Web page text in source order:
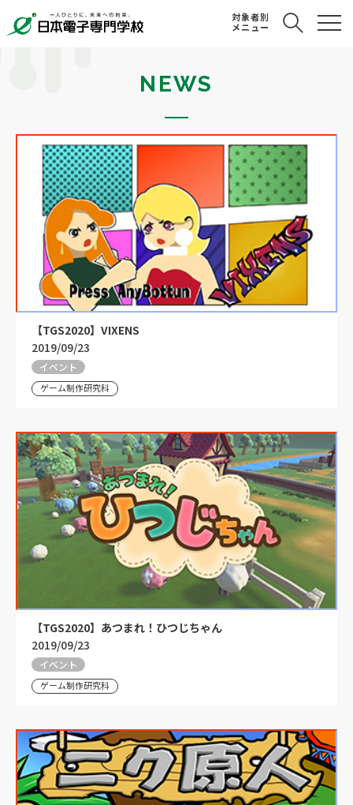
対象者別
メニュー
NEWS
【TGS2020】VIXENS
2019/09/23
イベント
ゲーム制作研究科
【TGS2020】あつまれ！ひつじちゃん
2019/09/23
イベント
ゲーム制作研究科